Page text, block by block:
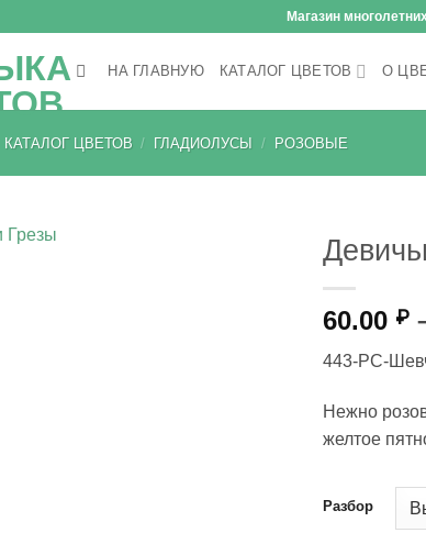
Магазин
НА ГЛАВНУЮ КАТАЛОГ ЦВЕТОВ О
КАТАЛОГ ЦВЕТОВ / ГЛАДИОЛУСЫ / РОЗОВЫЕ
60.00 ₽
443-РС-
Нежно
желтое
Разбор